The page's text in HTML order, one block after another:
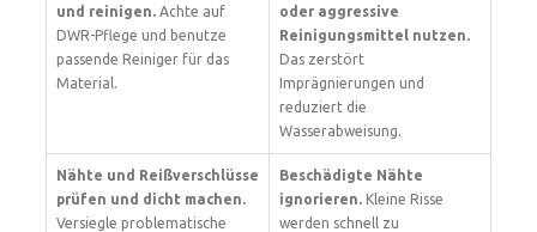
und reinigen. Achte auf
DWR-Pflege und benutze
passende Reiniger für das
Material.
oder aggressive
Reinigungsmittel nutzen.
Das zerstört
Imprägnierungen und
reduziert die
Wasserabweisung.
Nähte und Reißverschlüsse
prüfen und dicht machen.
Versiegle problematische
Beschädigte Nähte
ignorieren. Kleine Risse
werden schnell zu